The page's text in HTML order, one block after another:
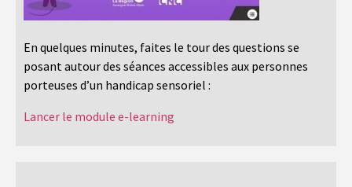
En quelques minutes, faites le tour des questions se
posant autour des séances accessibles aux personnes
porteuses d’un handicap sensoriel :
Lancer le module e-learning